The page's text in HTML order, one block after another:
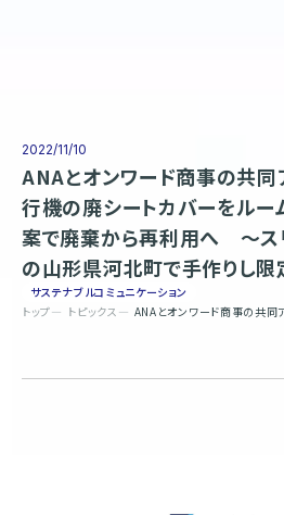
事業について
エピソード
実績紹介
トピックス
企業情報
トップ トピックス ANAとオンワード商事の共同アップサイクル 飛行機の廃シートカバーをルームシューズに！社員発案で廃棄から再利用へ 〜スリッ
2022/11/10
ANAとオンワード商事の共
行機の廃シートカバーをルー
案で廃棄から再利用へ 〜ス
の山形県河北町で手作りし限
サステナブルコミュニケーション